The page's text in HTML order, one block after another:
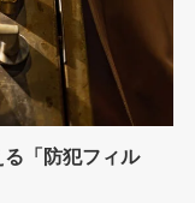
「防犯フィル